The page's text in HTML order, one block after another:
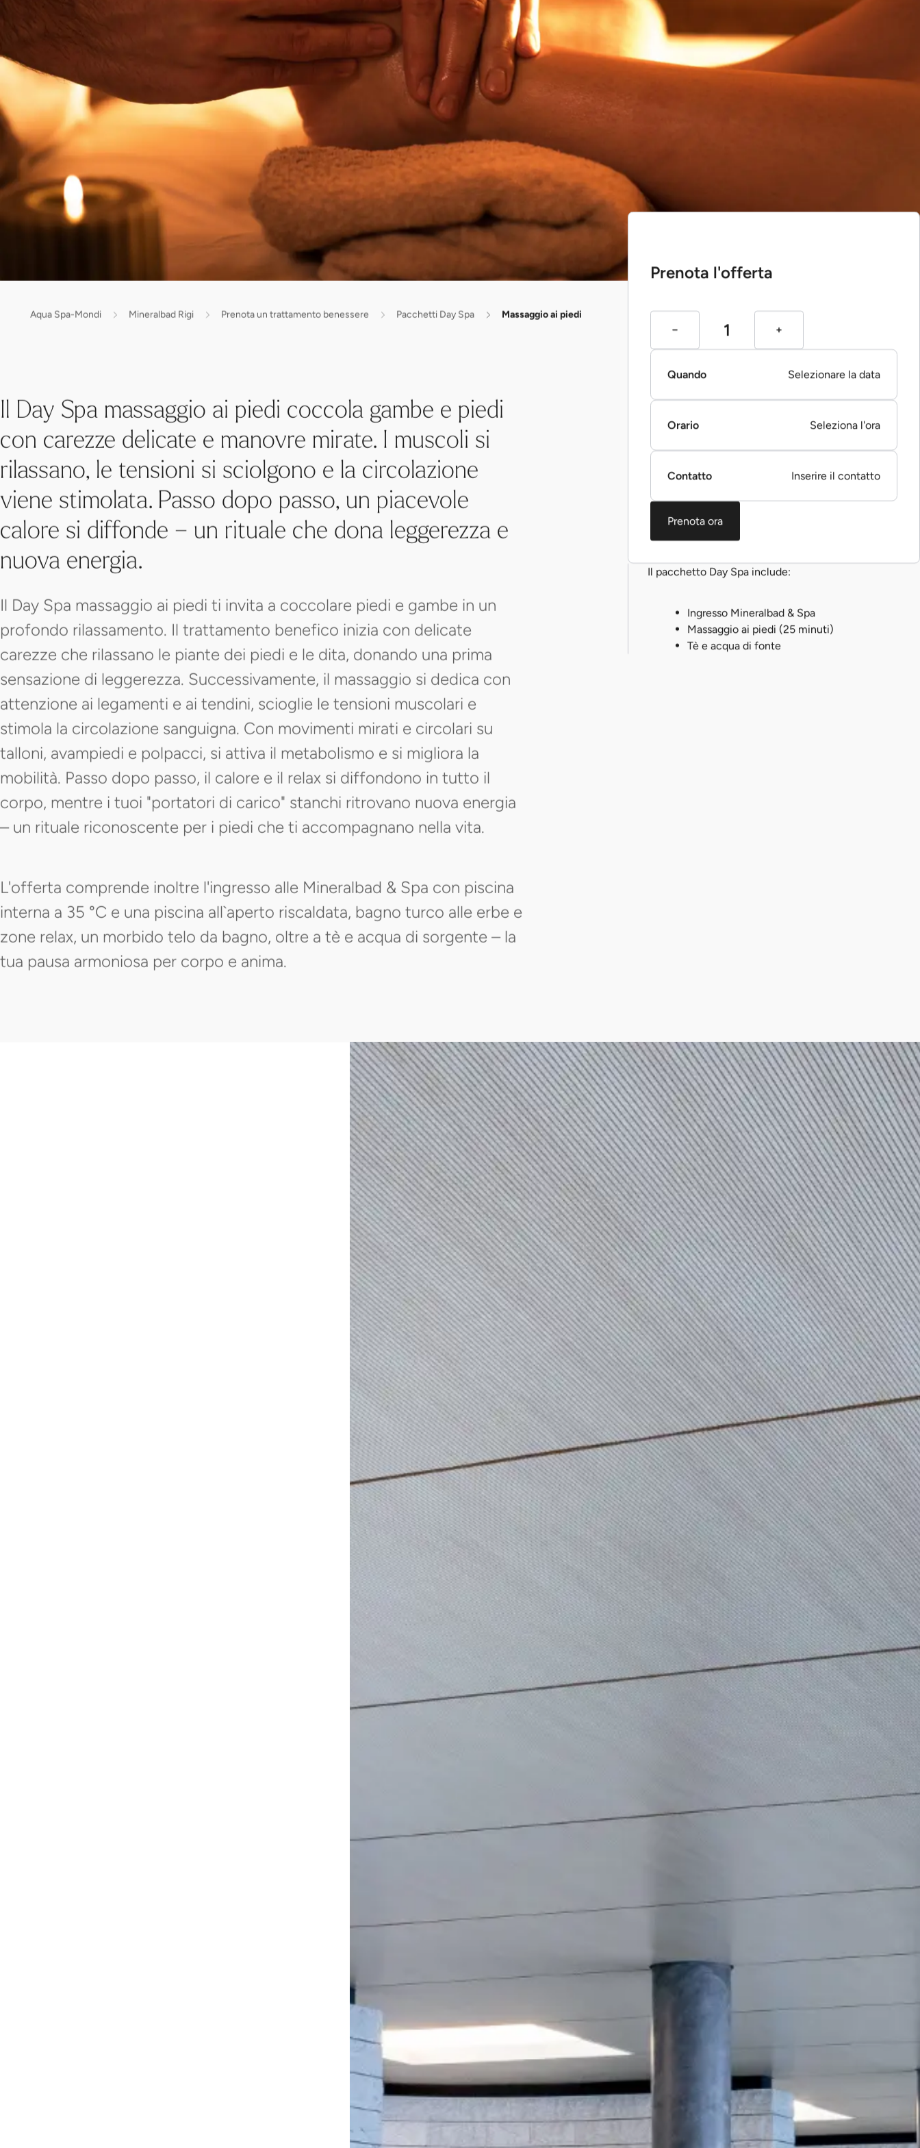
Aqua Spa-Mondi Mineralbad Rigi Prenota un trattamento benessere Pacchetti Day Spa Massaggio ai piedi
Il Day Spa massaggio ai piedi coccola gambe e piedi
con carezze delicate e manovre mirate. I muscoli si
rilassano, le tensioni si sciolgono e la circolazione
viene stimolata. Passo dopo passo, un piacevole
calore si diffonde – un rituale che dona leggerezza e
nuova energia.
Il Day Spa massaggio ai piedi ti invita a coccolare piedi e gambe in un
profondo rilassamento. Il trattamento benefico inizia con delicate
carezze che rilassano le piante dei piedi e le dita, donando una prima
sensazione di leggerezza. Successivamente, il massaggio si dedica con
attenzione ai legamenti e ai tendini, scioglie le tensioni muscolari e
stimola la circolazione sanguigna. Con movimenti mirati e circolari su
talloni, avampiedi e polpacci, si attiva il metabolismo e si migliora la
mobilità. Passo dopo passo, il calore e il relax si diffondono in tutto il
corpo, mentre i tuoi "portatori di carico" stanchi ritrovano nuova energia
– un rituale riconoscente per i piedi che ti accompagnano nella vita.
L'offerta comprende inoltre l'ingresso alle Mineralbad & Spa con piscina
interna a 35 °C e una piscina all`aperto riscaldata, bagno turco alle erbe e
zone relax, un morbido telo da bagno, oltre a tè e acqua di sorgente – la
tua pausa armoniosa per corpo e anima.
Il pacchetto Day Spa include:
Ingresso Mineralbad & Spa
Massaggio ai piedi (25 minuti)
Tè e acqua di fonte
Prenota l'offerta
Quando Selezionare la data
Orario Seleziona l'ora
Contatto Inserire il contatto
Prenota ora